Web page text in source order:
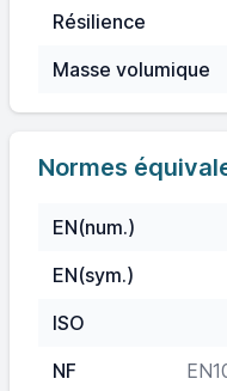
Résilience
Masse volumique
Normes
EN(num.)
EN(sym.)
ISO
NF